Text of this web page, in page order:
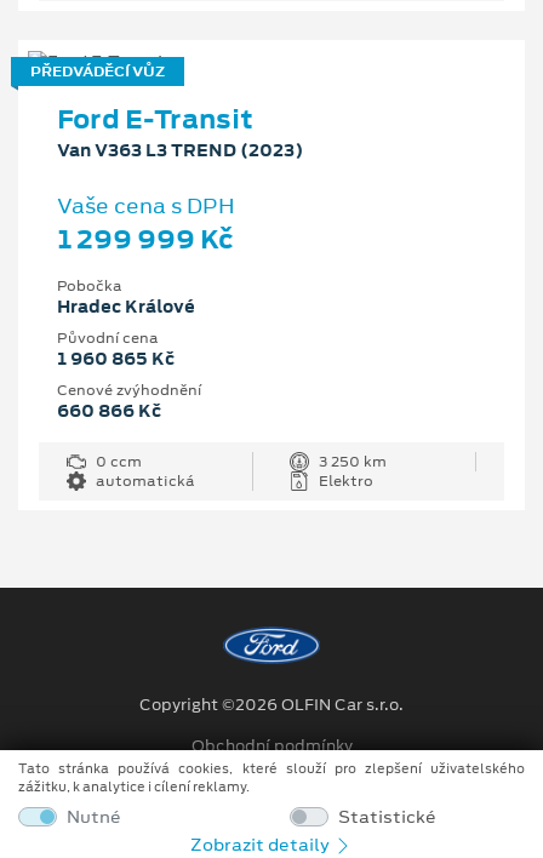
PŘEDVÁDĚCÍ VŮZ
Ford E-Transit
Van V363 L3 TREND (2023)
Vaše cena s DPH
1 299 999 Kč
Pobočka
Hradec Králové
Původní cena
1 960 865 Kč
Cenové zvýhodnění
660 866 Kč
0 ccm
3 250 km
automatická
Elektro
Copyright ©2026 OLFIN Car s.r.o.
Obchodní podmínky
Ochrana osobních údajů
Prohlášení o zpracování údajů konečných zákazníků
Tato stránka používá cookies, které slouží pro zlepšení uživatelského
zážitku, k analytice i cílení reklamy.
Nutné
Statistické
Zobrazit detaily